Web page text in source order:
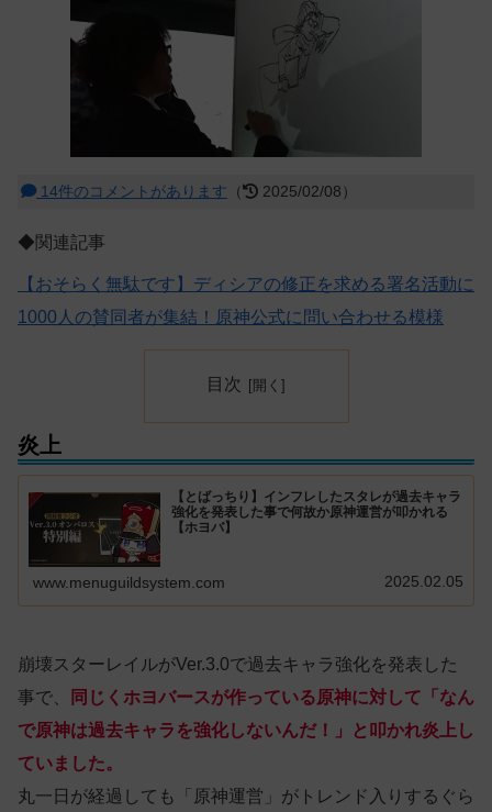
14件のコメントがあります （ 2025/02/08）
◆関連記事
【おそらく無駄です】ディシアの修正を求める署名活動に
1000人の賛同者が集結！原神公式に問い合わせる模様
目次
炎上
【とばっちり】インフレしたスタレが過去キャラ
強化を発表した事で何故か原神運営が叩かれる
【ホヨバ】
www.menuguildsystem.com 2025.02.05
崩壊スターレイルがVer.3.0で過去キャラ強化を発表した
事で、
同じくホヨバースが作っている原神に対して「なん
で原神は過去キャラを強化しないんだ！」と叩かれ炎上し
ていました。
丸一日が経過しても「原神運営」がトレンド入りするぐら